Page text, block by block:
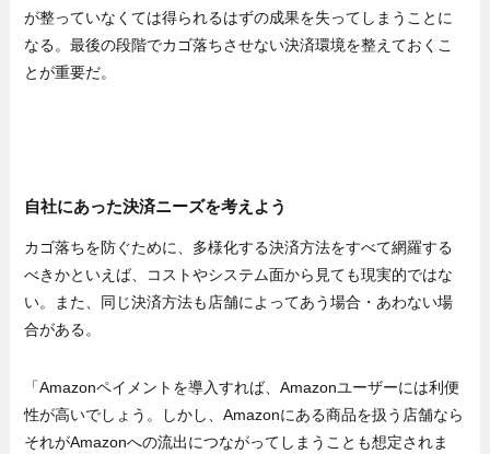
が整っていなくては得られるはずの成果を失ってしまうことに
なる。最後の段階でカゴ落ちさせない決済環境を整えておくこ
とが重要だ。
自社にあった決済ニーズを考えよう
カゴ落ちを防ぐために、多様化する決済方法をすべて網羅する
べきかといえば、コストやシステム面から見ても現実的ではな
い。また、同じ決済方法も店舗によってあう場合・あわない場
合がある。
「Amazonペイメントを導入すれば、Amazonユーザーには利便
性が高いでしょう。しかし、Amazonにある商品を扱う店舗なら
それがAmazonへの流出につながってしまうことも想定されま